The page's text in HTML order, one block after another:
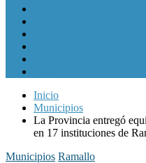
Inicio
Municipios
La Provincia entregó
en 17 instituciones de
Municipios Ramallo